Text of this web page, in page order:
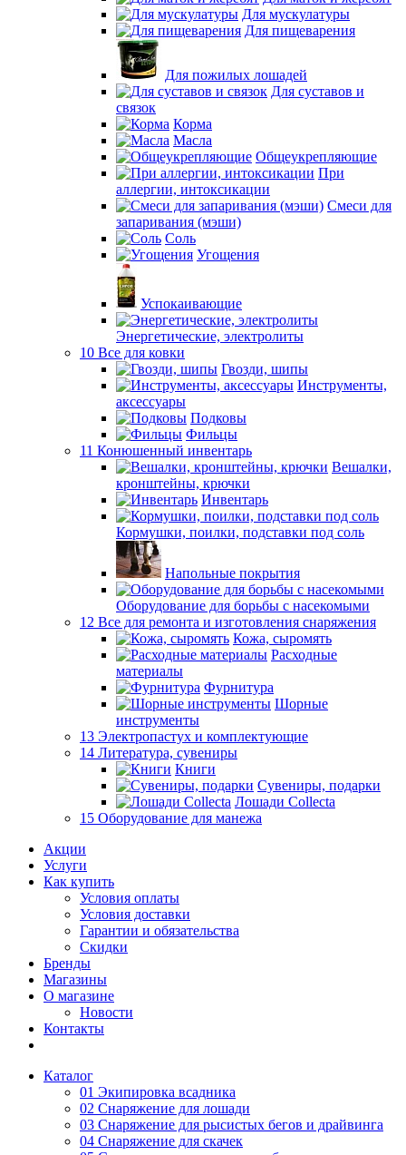
Для мускулатуры
Для пищеварения
Для пожилых лошадей
Для суставов и
связок
Корма
Масла
Общеукрепляющие
При
аллергии, интоксикации
Смеси для
запаривания (мэши)
Соль
Угощения
Успокаивающие
Энергетические, электролиты
10 Все для ковки
Гвозди, шипы
Инструменты,
аксессуары
Подковы
Фильцы
11 Конюшенный инвентарь
Вешалки,
кронштейны, крючки
Инвентарь
Кормушки, поилки, подставки под соль
Напольные покрытия
Оборудование для борьбы с насекомыми
12 Все для ремонта и изготовления снаряжения
Кожа, сыромять
Расходные
материалы
Фурнитура
Шорные
инструменты
13 Электропастух и комплектующие
14 Литература, сувениры
Книги
Сувениры, подарки
Лошади Collecta
15 Оборудование для манежа
Акции
Услуги
Как купить
Условия оплаты
Условия доставки
Гарантии и обязательства
Скидки
Бренды
Магазины
О магазине
Новости
Контакты
Каталог
01 Экипировка всадника
02 Снаряжение для лошади
03 Снаряжение для рысистых бегов и драйвинга
04 Снаряжение для скачек